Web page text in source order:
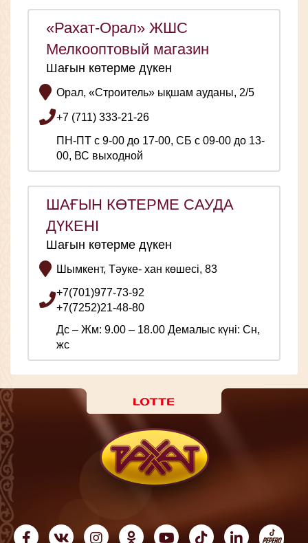
«Рахат-Орал» ЖШС
Мелкооптовый магазин
Шағын көтерме дүкен
Орал, «Строитель» ықшам ауданы, 2/5
+7 (711) 333-21-26
ПН-ПТ с 9-00 до 17-00, СБ с 09-00 до 13-
00, ВС выходной
ШАҒЫН КӨТЕРМЕ САУДА
ДҮКЕНІ
Шағын көтерме дүкен
Шымкент, Тәуке- хан көшесі, 83
+7(701)977-73-92
+7(7252)21-48-80
Дс – Жм: 9.00 – 18.00 Демалыс күні: Сн,
жс